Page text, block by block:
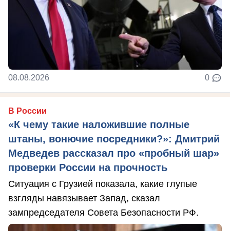
08.08.2026 0
В России
«К чему такие наложившие полные
штаны, вонючие посредники?»: Дмитрий
Медведев рассказал про «пробный шар»
проверки России на прочность
Ситуация с Грузией показала, какие глупые
взгляды навязывает Запад, сказал
зампредседателя Совета Безопасности РФ.